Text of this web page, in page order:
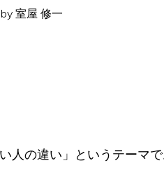
by 室屋 修一
人の違い」というテーマ